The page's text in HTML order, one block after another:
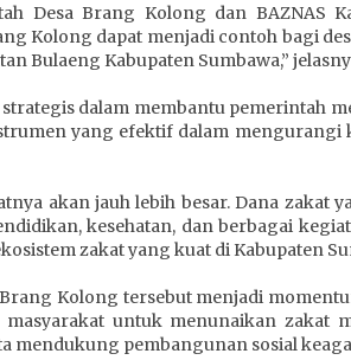
Desa Brang Kolong dan BAZNAS
Kolong dapat menjadi contoh bagi
Bulaeng Kabupaten Sumbawa,”
dalam membantu pemerintah
yang efektif dalam
akan jauh lebih besar. Dana zakat
kesehatan, dan berbagai
zakat yang kuat di Kabupaten
Kolong tersebut menjadi
untuk menunaikan zakat
mendukung pembangunan sosial